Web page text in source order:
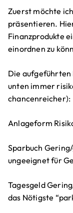
Zuerst möchte
präsentieren.
Finanzprodukte
einordnen zu
Die aufgeführten
unten immer
chancenreicher):
Anlageform
Sparbuch
ungeeignet für
Tagesgeld
das Nötigste